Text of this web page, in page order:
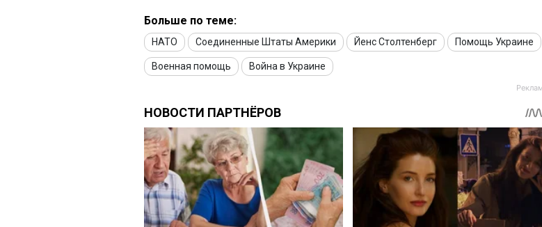
Больше по теме:
НАТО Соединенные Штаты Америки Йенс Столтенберг Помощь Украине
Военная помощь Война в Украине